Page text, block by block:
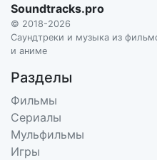
Soundtracks.pro
© 2018-2026
Саундтреки и музыка из
и аниме
Разделы
Фильмы
Сериалы
Мульфильмы
Игры